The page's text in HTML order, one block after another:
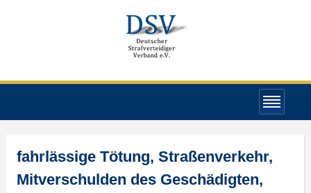
fahrlässige Tötung, Straßenverkehr,
Mitverschulden des Geschädigten,